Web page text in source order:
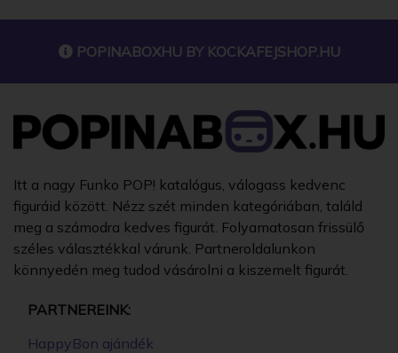
POPINABOXHU BY KOCKAFEJSHOP.HU
Itt a nagy Funko POP! katalógus, válogass kedvenc
figuráid között. Nézz szét minden kategóriában, találd
meg a számodra kedves figurát. Folyamatosan frissülő
széles választékkal várunk. Partneroldalunkon
könnyedén meg tudod vásárolni a kiszemelt figurát.
PARTNEREINK:
HappyBon ajándék